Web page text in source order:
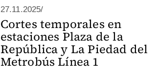
27.11.2025/
Cortes temporales en
estaciones Plaza de la
República y La Piedad del
Metrobús Línea 1